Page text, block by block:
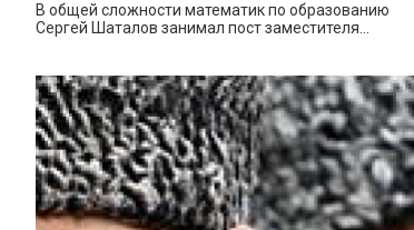
В общей сложности математик по образованию
Сергей Шаталов занимал пост заместителя...